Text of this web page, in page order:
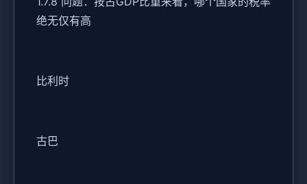
绝无仅有高
比利时
古巴